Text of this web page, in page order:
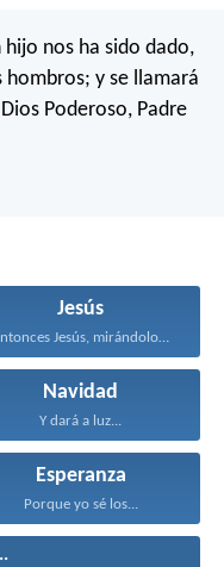
nos ha sido dado,
hombros; y se llamará
Poderoso, Padre
Jesús
Entonces Jesús, mirándolos, dijo...
Navidad
Y dará a luz...
Esperanza
Porque yo sé los...